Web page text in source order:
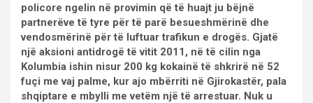
policore ngelin në provimin që të huajt ju bëjnë
partnerëve të tyre për të parë besueshmërinë dhe
vendosmërinë për të luftuar trafikun e drogës. Gjatë
një aksioni antidrogë të vitit 2011, në të cilin nga
Kolumbia ishin nisur 200 kg kokainë të shkrirë në 52
fuçi me vaj palme, kur ajo mbërriti në Gjirokastër, pala
shqiptare e mbylli me vetëm një të arrestuar. Nuk u